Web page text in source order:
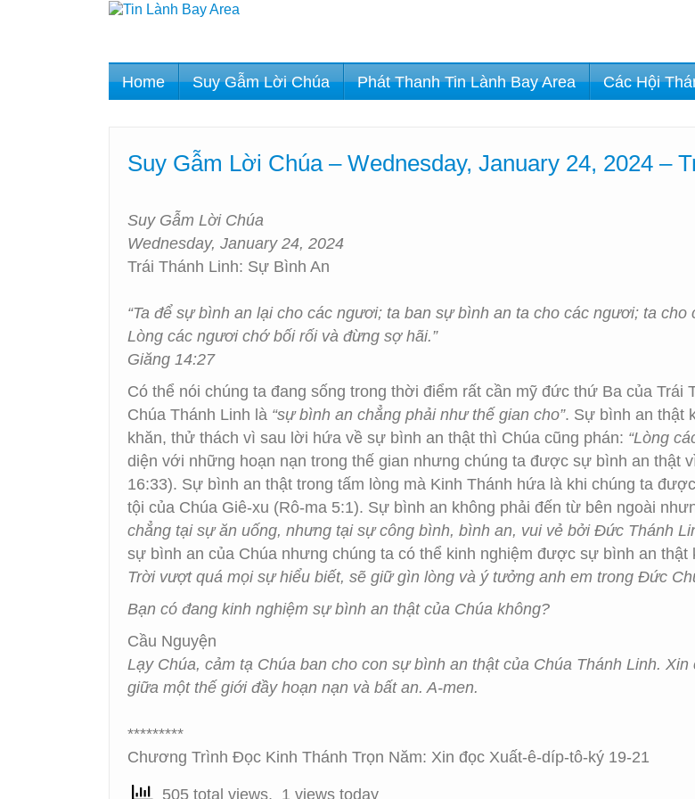
Home Suy Gẫm Lời Chúa Phát Thanh Tin Lành Bay Area Các Hội
Suy Gẫm Lời Chúa – Wednesday, January 24, 2024 –
Suy Gẫm Lời Chúa
Wednesday, January 24, 2024
Trái Thánh Linh: Sự Bình An
“Ta để sự bình an lại cho các ngươi; ta ban sự bình an ta cho các ngươi; ta
Lòng các ngươi chớ bối rối và đừng sợ hãi.”
Giăng 14:27
Có thể nói chúng ta đang sống trong thời điểm rất cần mỹ đức thứ Ba của
Chúa Thánh Linh là “sự bình an chẳng phải như thế gian cho”. Sự bình an thật
khăn, thử thách vì sau lời hứa về sự bình an thật thì Chúa cũng phán: “Lòng
diện với những hoạn nạn trong thế gian nhưng chúng ta được sự bình an thật
16:33). Sự bình an thật trong tấm lòng mà Kinh Thánh hứa là khi chúng ta
tội của Chúa Giê-xu (Rô-ma 5:1). Sự bình an không phải đến từ bên ngoài
chẳng tại sự ăn uống, nhưng tại sự công bình, bình an, vui vẻ bởi Đức Thánh
sự bình an của Chúa nhưng chúng ta có thể kinh nghiệm được sự bình an thật
Trời vượt quá mọi sự hiểu biết, sẽ giữ gìn lòng và ý tưởng anh em trong Đức
Bạn có đang kinh nghiệm sự bình an thật của Chúa không?
Cầu Nguyện
Lạy Chúa, cảm tạ Chúa ban cho con sự bình an thật của Chúa Thánh Linh.
giữa một thế giới đầy hoạn nạn và bất an. A-men.
*********
Chương Trình Đọc Kinh Thánh Trọn Năm: Xin đọc Xuất-ê-díp-tô-ký 19-21
505 total views, 1 views today